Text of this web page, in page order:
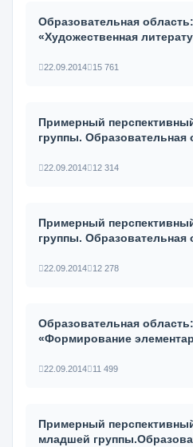
Образовательная
«Художественная
22.09.2014 15 761
Примерный
группы. Образовательная
22.09.2014 12 314
Примерный
группы. Образовательная
22.09.2014 12 278
Образовательная
«Формирование
22.09.2014 11 499
Примерный
младшей